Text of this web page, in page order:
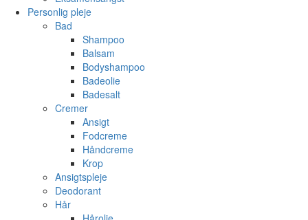
Personlig pleje
Bad
Shampoo
Balsam
Bodyshampoo
Badeolie
Badesalt
Cremer
Ansigt
Fodcreme
Håndcreme
Krop
Ansigtspleje
Deodorant
Hår